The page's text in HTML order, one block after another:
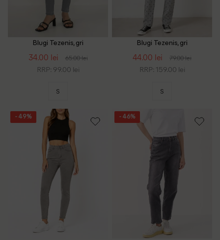
Blugi Tezenis, gri
34.00 lei 65.00 lei
RRP: 99.00 lei
S
Blugi Tezenis, gri
44.00 lei 79.00 lei
RRP: 159.00 lei
S
- 49% - 46%